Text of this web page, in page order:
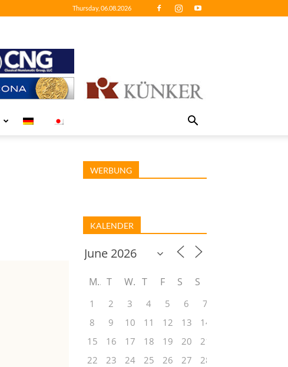
Thursday, 06.08.2026
WERBUNG
KALENDER
M T W T F S S
1 2 3 4 5 6
7
8
9 10 11 12 13
14
15
16 17 18 19 20
21
22
23 24 25 26 27
28